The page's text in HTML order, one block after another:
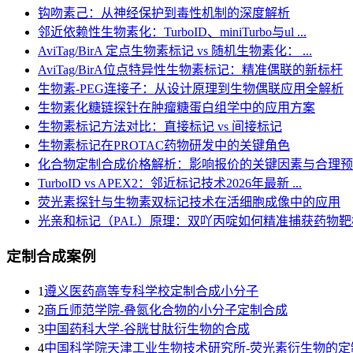
钩吻素己：从神经保护到毒性机制的深度解析
邻近依赖性生物素化：TurboID、miniTurbo与ul ...
AviTag/BirA 定点生物素标记 vs 随机生物素化： ...
AviTag/BirA位点特异性生物素标记：精准偶联的新标杆
生物素-PEG连接子：从设计原理到生物偶联应用全解析
生物素化糖链探针在肿瘤糖蛋白组学中的应用方案
生物素标记方法对比：直接标记 vs 间接标记
生物素标记在PROTAC药物研发中的关键角色
化合物定制合成价格解析：影响报价的关键因素与合理
TurboID vs APEX2：邻近标记技术2026年最新 ...
荧光素探针与生物素双标记技术在活细胞成像中的应用
光亲和标记（PAL）原理：双吖丙啶如何精准捕获药物
定制合成案例
1遵义医药高等专科学校定制合成小分子
2商丘师范学院-叠氮化合物的小分子定制合成
3​中国药科大学-谷胱甘肽衍生物的合成
4中国科学院天津工业生物技术研究所-荧光素衍生物的